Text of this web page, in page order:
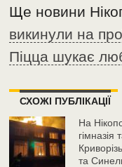
Ще новини
викинули на
Піцца шукає
СХОЖІ ПУБЛІКАЦІЇ
На
та